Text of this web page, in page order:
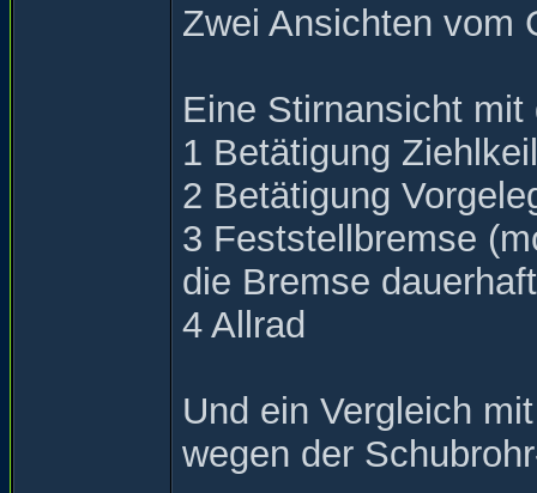
Zwei Ansichten vom
Eine Stirnansicht
1 Betätigung Ziehlkeil
2 Betätigung
3 Feststellbremse
die Bremse
4 Allrad
Und ein Vergleich
wegen der